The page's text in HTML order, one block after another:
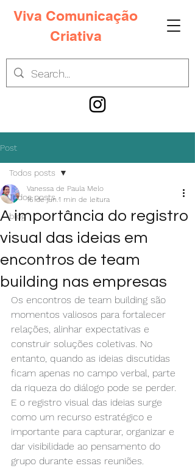
Viva Comunicação
Criativa
Post
Todos posts
blog
Todos posts
A importância do registro
visual das ideias em
encontros de team
building nas empresas
Vanessa de Paula Melo
16 de jun.1 min de leitura
Os encontros de team building são
momentos valiosos para fortalecer
relações, alinhar expectativas e
construir soluções coletivas. No
entanto, quando as ideias discutidas
ficam apenas no campo verbal, parte
da riqueza do diálogo pode se perder.
E o registro visual das ideias surge
como um recurso estratégico e
importante para capturar, organizar e
dar visibilidade ao pensamento do
grupo durante essas reuniões.